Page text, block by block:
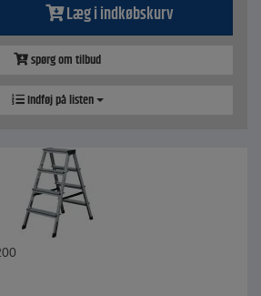
Læg i indkøbskurv
spørg om tilbud
Indføj på listen